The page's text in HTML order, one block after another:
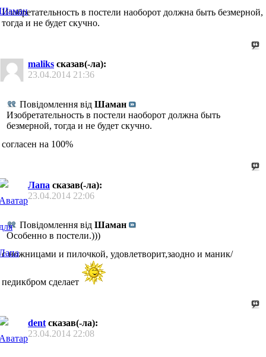
Изобретательность в постели наоборот должна быть безмерной,
тогда и не будет скучно.
maliks сказав(-ла):
23.04.2014 21:36
Повідомлення від Шаман
Изобретательность в постели наоборот должна быть
безмерной, тогда и не будет скучно.
согласен на 100%
Лапа сказав(-ла):
23.04.2014 22:06
Повідомлення від Шаман
Особенно в постели.)))
с ножницами и пилочкой, удовлетворит,заодно и маник/
педикбром сделает
dent сказав(-ла):
23.04.2014 22:08